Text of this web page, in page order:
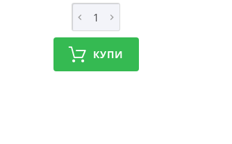
КУПИ